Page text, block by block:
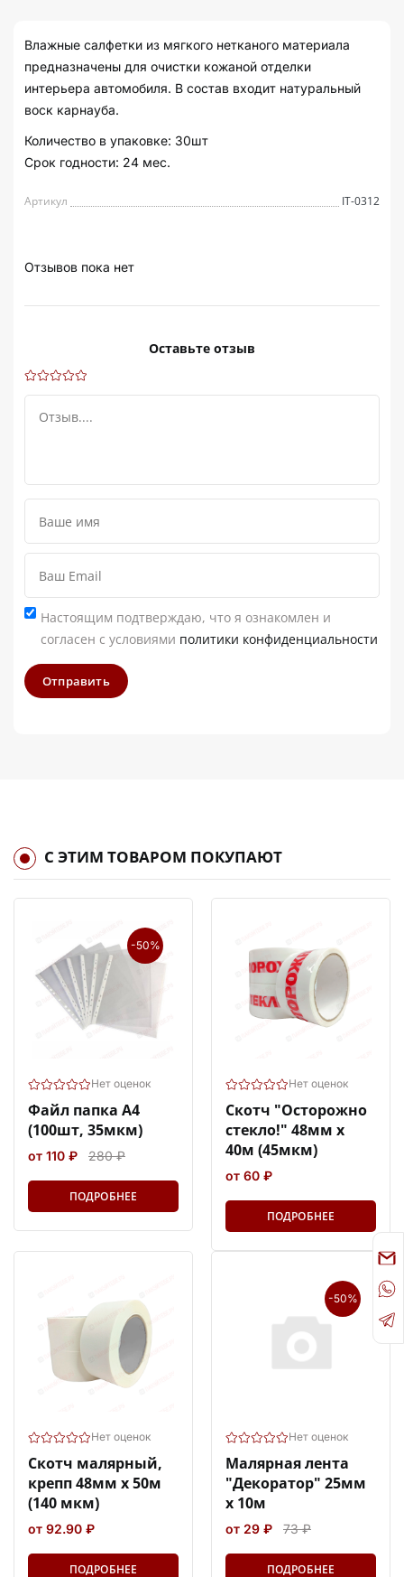
Влажные салфетки из мягкого нетканого материала
предназначены для очистки кожаной отделки
интерьера автомобиля. В состав входит натуральный
воск карнауба.
Количество в упаковке: 30шт
Срок годности: 24 мес.
Артикул IT-0312
Отзывов пока нет
Оставьте отзыв
Настоящим подтверждаю, что я ознакомлен и
согласен с условиями политики конфиденциальности
Отправить
С ЭТИМ ТОВАРОМ ПОКУПАЮТ
-50%
Нет оценок
Файл папка А4
(100шт, 35мкм)
от 110 ₽ 280 ₽
ПОДРОБНЕЕ
Нет оценок
Скотч "Осторожно
стекло!" 48мм х
40м (45мкм)
от 60 ₽
ПОДРОБНЕЕ
Нет оценок
Скотч малярный,
крепп 48мм х 50м
(140 мкм)
от 92.90 ₽
ПОДРОБНЕЕ
-50%
Нет оценок
Малярная лента
"Декоратор" 25мм
х 10м
от 29 ₽ 73 ₽
ПОДРОБНЕЕ